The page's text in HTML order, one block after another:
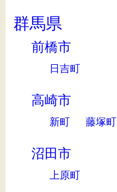
群馬県
前橋市
日吉町
高崎市
新町 藤塚町
沼田市
上原町